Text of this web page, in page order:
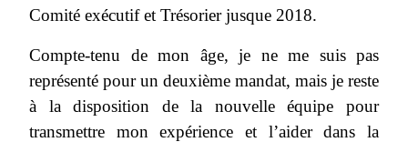
Comité exécutif et Trésorier jusque 2018.
Compte-tenu de mon âge, je ne me suis pas
représenté pour un deuxième mandat, mais je reste
à la disposition de la nouvelle équipe pour
transmettre mon expérience et l’aider dans la